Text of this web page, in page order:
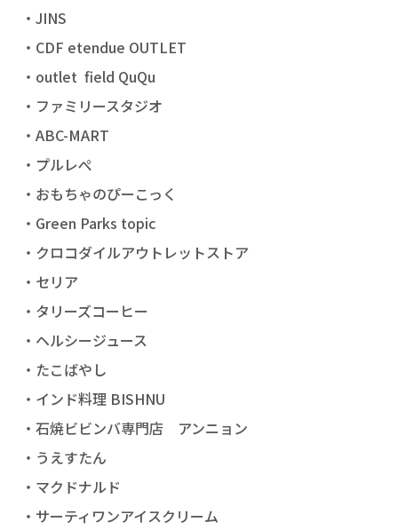
・JINS
・CDF etendue OUTLET
・outlet field QuQu
・ファミリースタジオ
・ABC-MART
・プルレぺ
・おもちゃのぴーこっく
・Green Parks topic
・クロコダイルアウトレットストア
・セリア
・タリーズコーヒー
・ヘルシージュース
・たこばやし
・インド料理 BISHNU
・石焼ビビンバ専門店 アンニョン
・うえすたん
・マクドナルド
・サーティワンアイスクリーム